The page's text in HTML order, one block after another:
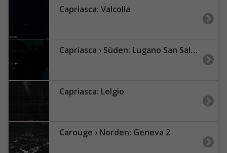
Capriasca: Valcolla
Capriasca › Süden: Lugano San Salvatore
Capriasca: Lelgio
Carouge › Norden: Geneva 2